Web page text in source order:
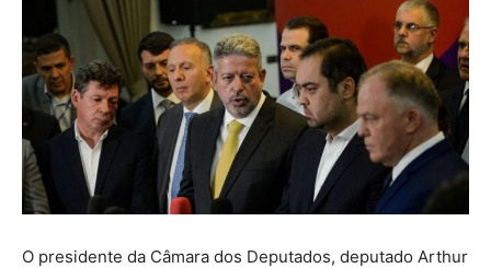
O presidente da Câmara dos Deputados, deputado Arthur